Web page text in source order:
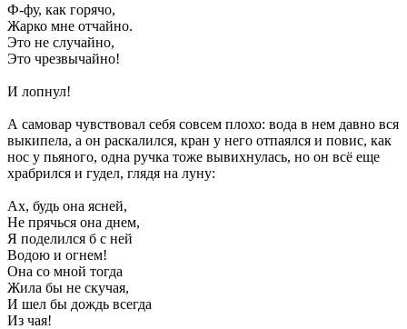
Ф-фу, как горячо,
Жарко мне отчайно.
Это не случайно,
Это чрезвычайно!
И лопнул!
А самовар чувствовал себя совсем плохо: вода в нем давно вся
выкипела, а он раскалился, кран у него отпаялся и повис, как
нос у пьяного, одна ручка тоже вывихнулась, но он всё еще
храбрился и гудел, глядя на луну:
Ах, будь она ясней,
Не прячься она днем,
Я поделился б с ней
Водою и огнем!
Она со мной тогда
Жила бы не скучая,
И шел бы дождь всегда
Из чая!